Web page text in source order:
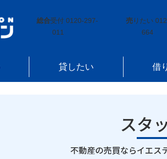
総合受付 0120-297-
011
売りたい
664
貸したい 借
スタ
不動産の売買ならイエス